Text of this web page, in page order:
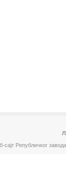
сајт Републичког